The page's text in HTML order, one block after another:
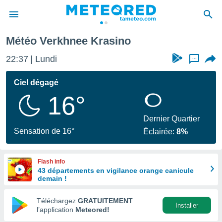
de
en
Météo Verkhnee Krasino
22:37 Lundi ...
Ciel dégagé
16°
Sensation de 16°
Dernier Quartier
Éclairée:8%
Flash info
43 départements en vigilance orange canicule
demain !
Téléchargez GRATUITEMENT
l’application Meteored!
Installer